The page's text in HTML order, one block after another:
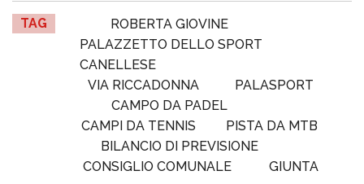
TAG
ROBERTA GIOVINE
PALAZZETTO DELLO SPORT
CANELLESE
VIA RICCADONNA
PALASPORT
CAMPO DA PADEL
CAMPI DA TENNIS
PISTA DA MTB
BILANCIO DI PREVISIONE
CONSIGLIO COMUNALE
GIUNTA